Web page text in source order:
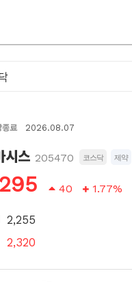
종료 2026.08.07
시스 205470 코스닥 제약
40 1.77%
2,255
2,320